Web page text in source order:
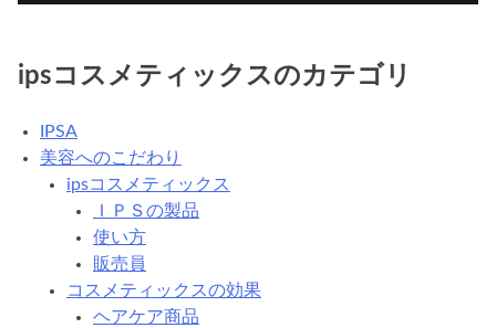
ipsコスメティックスのカテゴリ
IPSA
美容へのこだわり
ipsコスメティックス
ＩＰＳの製品
使い方
販売員
コスメティックスの効果
ヘアケア商品